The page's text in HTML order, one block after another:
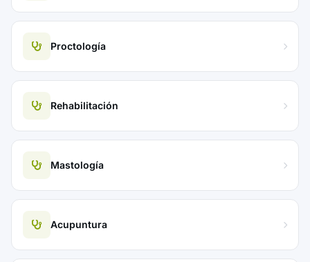
Proctología
Rehabilitación
Mastología
Acupuntura